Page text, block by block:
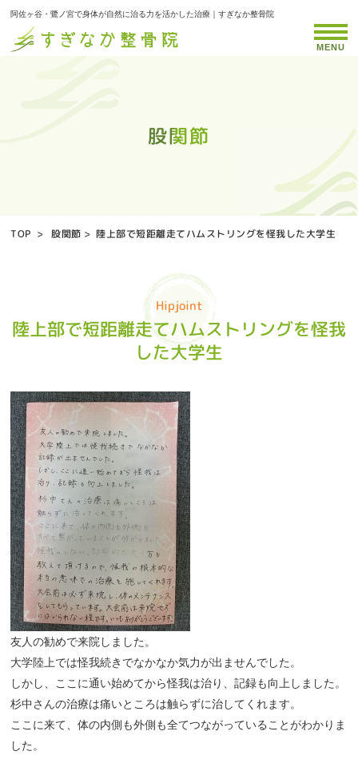
阿佐ヶ谷・鷺ノ宮で身体が自然に治る力を活かした治療｜すぎなか整骨院
股関節
股関節
股関節
股関節
股関節
股関節
股関節
股関節
股関節
股関節
股関節
股関節
股関節
股関節
股関節
股関節
股関節
股関節
股関節
股関節
股関節
股関節
股関節
股関節
股関節
股関節
MENU
TOP > 股関節 > 陸上部で短距離走てハムストリングを怪我した大学生
Hipjoint
陸上部で短距離走てハムストリングを怪我
した大学生
友人の勧めで来院しました。
大学陸上では怪我続きでなかなか気力が出ませんでした。
しかし、ここに通い始めてから怪我は治り、記録も向上しました。
杉中さんの治療は痛いところは触らずに治してくれます。
ここに来て、体の内側も外側も全てつながっていることがわかりま
した。